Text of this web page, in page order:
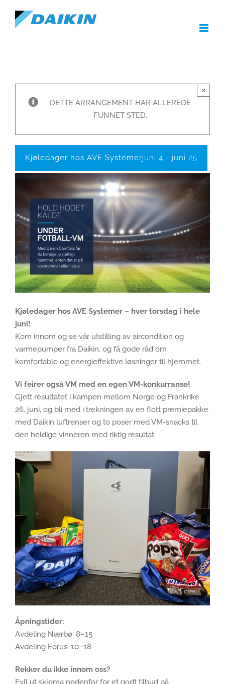
content
DETTE ARRANGEMENT HAR ALLEREDE
FUNNET STED.
×
Kjøledager hos AVE Systemerjuni 4 - juni 25
Kjøledager hos AVE Systemer – hver torsdag i hele
juni!
Kom innom og se vår utstilling av aircondition og
varmepumper fra Daikin, og få gode råd om
komfortable og energieffektive løsninger til hjemmet.
Vi feirer også VM med en egen VM-konkurranse!
Gjett resultatet i kampen mellom Norge og Frankrike
26. juni, og bli med i trekningen av en flott premiepakke
med Daikin luftrenser og to poser med VM-snacks til
den heldige vinneren med riktig resultat.
Åpningstider:
Avdeling Nærbø: 8–15
Avdeling Forus: 10–18
Rekker du ikke innom oss?
Fyll ut skjema nedenfor for et godt tilbud på